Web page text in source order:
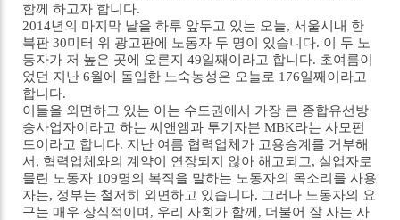
함께 하고자 합니다.
2014년의 마지막 날을 하루 앞두고 있는 오늘, 서울시내 한
복판 30미터 위 광고판에 노동자 두 명이 있습니다. 이 두 노
동자가 저 높은 곳에 오른지 49일째이라고 합니다. 초여름이
었던 지난 6월에 돌입한 노숙농성은 오늘로 176일째이라고
합니다.
이들을 외면하고 있는 이는 수도권에서 가장 큰 종합유선방
송사업자이라고 하는 씨앤앰과 투기자본 MBK라는 사모펀
드이라고 합니다. 지난 여름 협력업체가 고용승계를 거부해
서, 협력업체와의 계약이 연장되지 않아 해고되고, 실업자로
몰린 노동자 109명의 복직을 말하는 노동자의 목소리를 사용
자는, 정부는 철저히 외면하고 있습니다. 그러나 노동자의 요
구는 매우 상식적이며, 우리 사회가 함께, 더불어 잘 사는 사